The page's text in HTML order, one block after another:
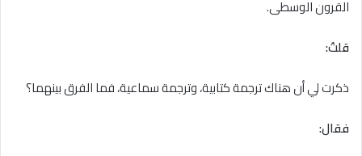
القرون الوسطى.
قلتُ:
ذكرت لي أن هناك ترجمة كتابية، وترجمة سماعية، فما الفرق بينهما؟
فقال: